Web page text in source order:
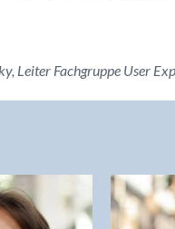
Leiter Fachgruppe User